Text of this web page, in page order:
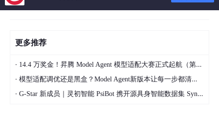
把 Blender 成功运行在鸿蒙系统上
这件事的意义其实远比“能运行”更重要 ——
说明鸿蒙在生产力软件上开始有突破了。
更多推荐
· 14.4 万奖金！昇腾 Model Agent 模型适配大赛正式起航（第二季）
· 模型适配调优还是黑盒？Model Agent新版本让每一步都清晰可见
· G-Star 新成员｜灵初智能 PsiBot 携开源具身智能数据集 SynData 入驻 AtomGit